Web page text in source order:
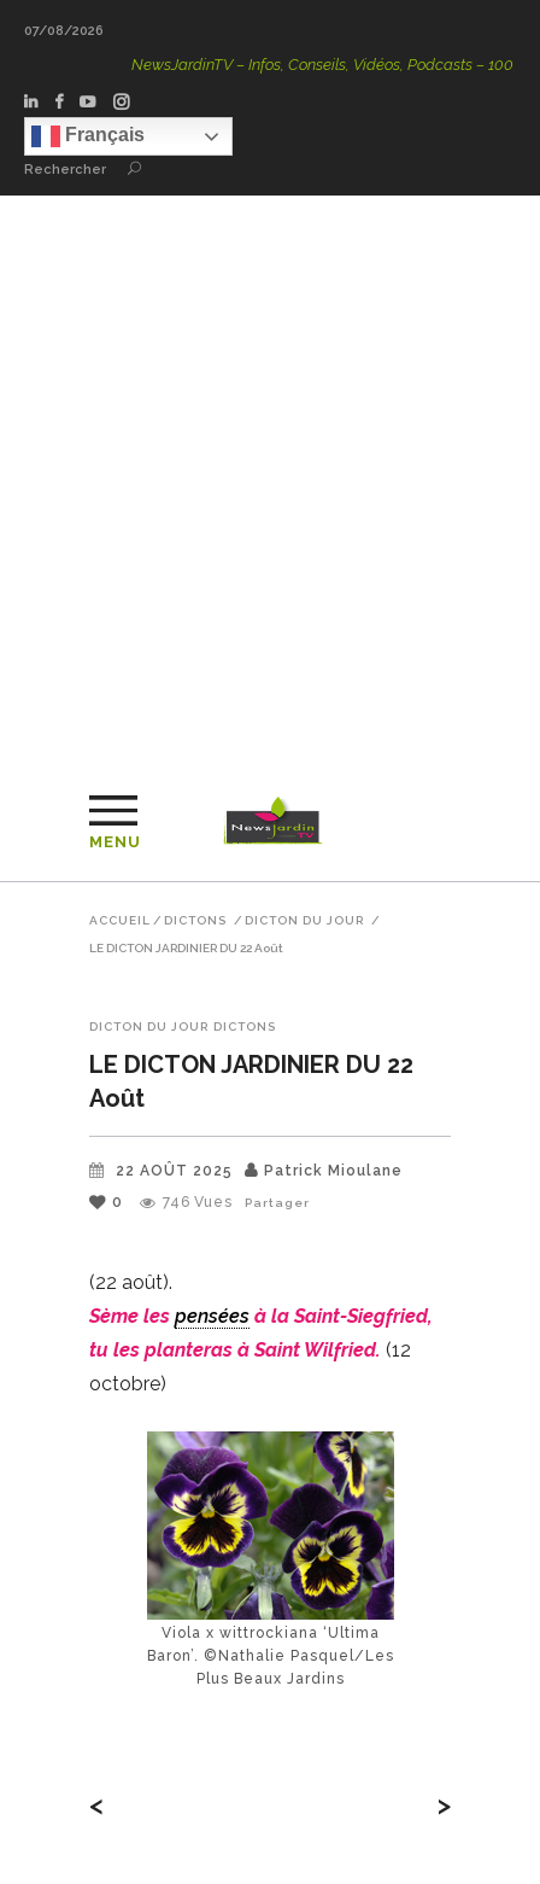
07/08/2026
NewsJardinTV – Infos, Conseils, Vidéos, Podcasts – 100 %
Français
Rechercher
MENU
ACCUEIL / DICTONS / DICTON DU JOUR /
LE DICTON JARDINIER DU 22 Août
DICTON DU JOUR DICTONS
LE DICTON JARDINIER DU 22
Août
22 AOÛT 2025
Patrick Mioulane
0
746 Vues Partager
(22 août).
Sème les pensées à la Saint-Siegfried,
tu les planteras à Saint Wilfried. (12
octobre)
Viola x wittrockiana ‘Ultima
Baron’. ©Nathalie Pasquel/Les
Plus Beaux Jardins
< >